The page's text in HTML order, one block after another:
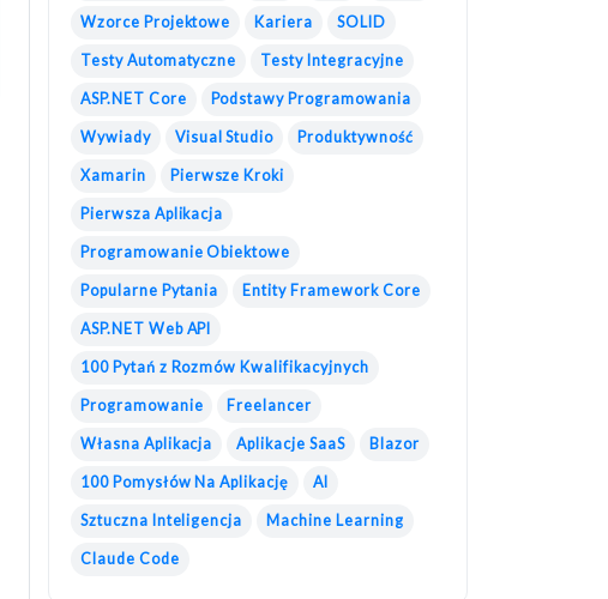
Wzorce Projektowe Kariera SOLID
Testy Automatyczne Testy Integracyjne
ASP.NET Core Podstawy Programowania
Wywiady Visual Studio Produktywność
Xamarin Pierwsze Kroki
Pierwsza Aplikacja
Programowanie Obiektowe
Popularne Pytania Entity Framework Core
ASP.NET Web API
100 Pytań z Rozmów Kwalifikacyjnych
Programowanie Freelancer
Własna Aplikacja Aplikacje SaaS Blazor
100 Pomysłów Na Aplikację AI
Sztuczna Inteligencja Machine Learning
Claude Code